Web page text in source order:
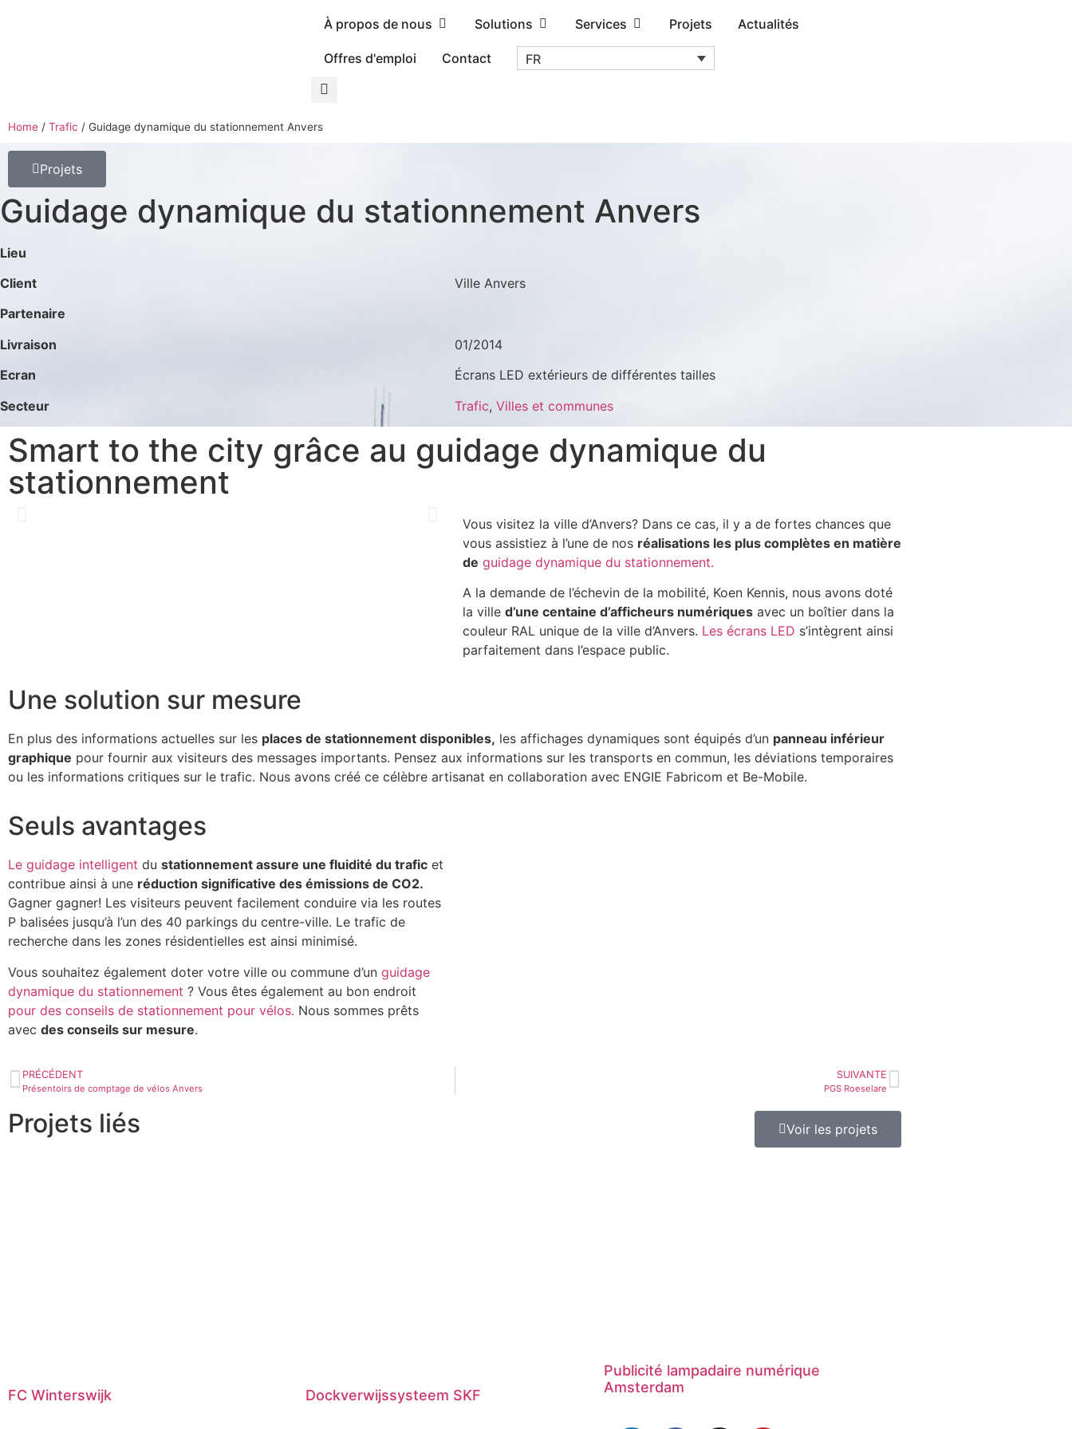
À propos de nous Solutions Services Projets Actualités
Offres d'emploi Contact FR
Home / Trafic / Guidage dynamique du stationnement Anvers
Projets
Guidage dynamique du stationnement Anvers
Lieu
Client
Ville Anvers
Partenaire
Livraison
01/2014
Ecran
Écrans LED extérieurs de différentes tailles
Secteur
Trafic, Villes et communes
Smart to the city grâce au guidage dynamique du
stationnement
Vous visitez la ville d’Anvers? Dans ce cas, il y a de fortes chances que
vous assistiez à l’une de nos réalisations les plus complètes en matière
de guidage dynamique du stationnement.
A la demande de l’échevin de la mobilité, Koen Kennis, nous avons doté
la ville d’une centaine d’afficheurs numériques avec un boîtier dans la
couleur RAL unique de la ville d’Anvers. Les écrans LED s’intègrent ainsi
parfaitement dans l’espace public.
Une solution sur mesure
En plus des informations actuelles sur les places de stationnement disponibles, les affichages dynamiques sont équipés d’un panneau inférieur
graphique pour fournir aux visiteurs des messages importants. Pensez aux informations sur les transports en commun, les déviations temporaires
ou les informations critiques sur le trafic. Nous avons créé ce célèbre artisanat en collaboration avec ENGIE Fabricom et Be-Mobile.
Seuls avantages
Le guidage intelligent du stationnement assure une fluidité du trafic et
contribue ainsi à une réduction significative des émissions de CO2.
Gagner gagner! Les visiteurs peuvent facilement conduire via les routes
P balisées jusqu’à l’un des 40 parkings du centre-ville. Le trafic de
recherche dans les zones résidentielles est ainsi minimisé.
Vous souhaitez également doter votre ville ou commune d’un guidage
dynamique du stationnement ? Vous êtes également au bon endroit
pour des conseils de stationnement pour vélos. Nous sommes prêts
avec des conseils sur mesure.
PRÉCÉDENT
Présentoirs de comptage de vélos Anvers
SUIVANTE
PGS Roeselare
Projets liés Voir les projets
FC Winterswijk Dockverwijssysteem SKF
Publicité lampadaire numérique
Amsterdam